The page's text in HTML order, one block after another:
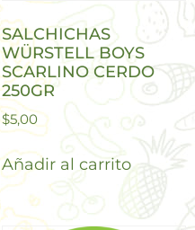
SALCHICHAS
WÜRSTELL BOYS
SCARLINO CERDO
250GR
$5,00
Añadir al carrito